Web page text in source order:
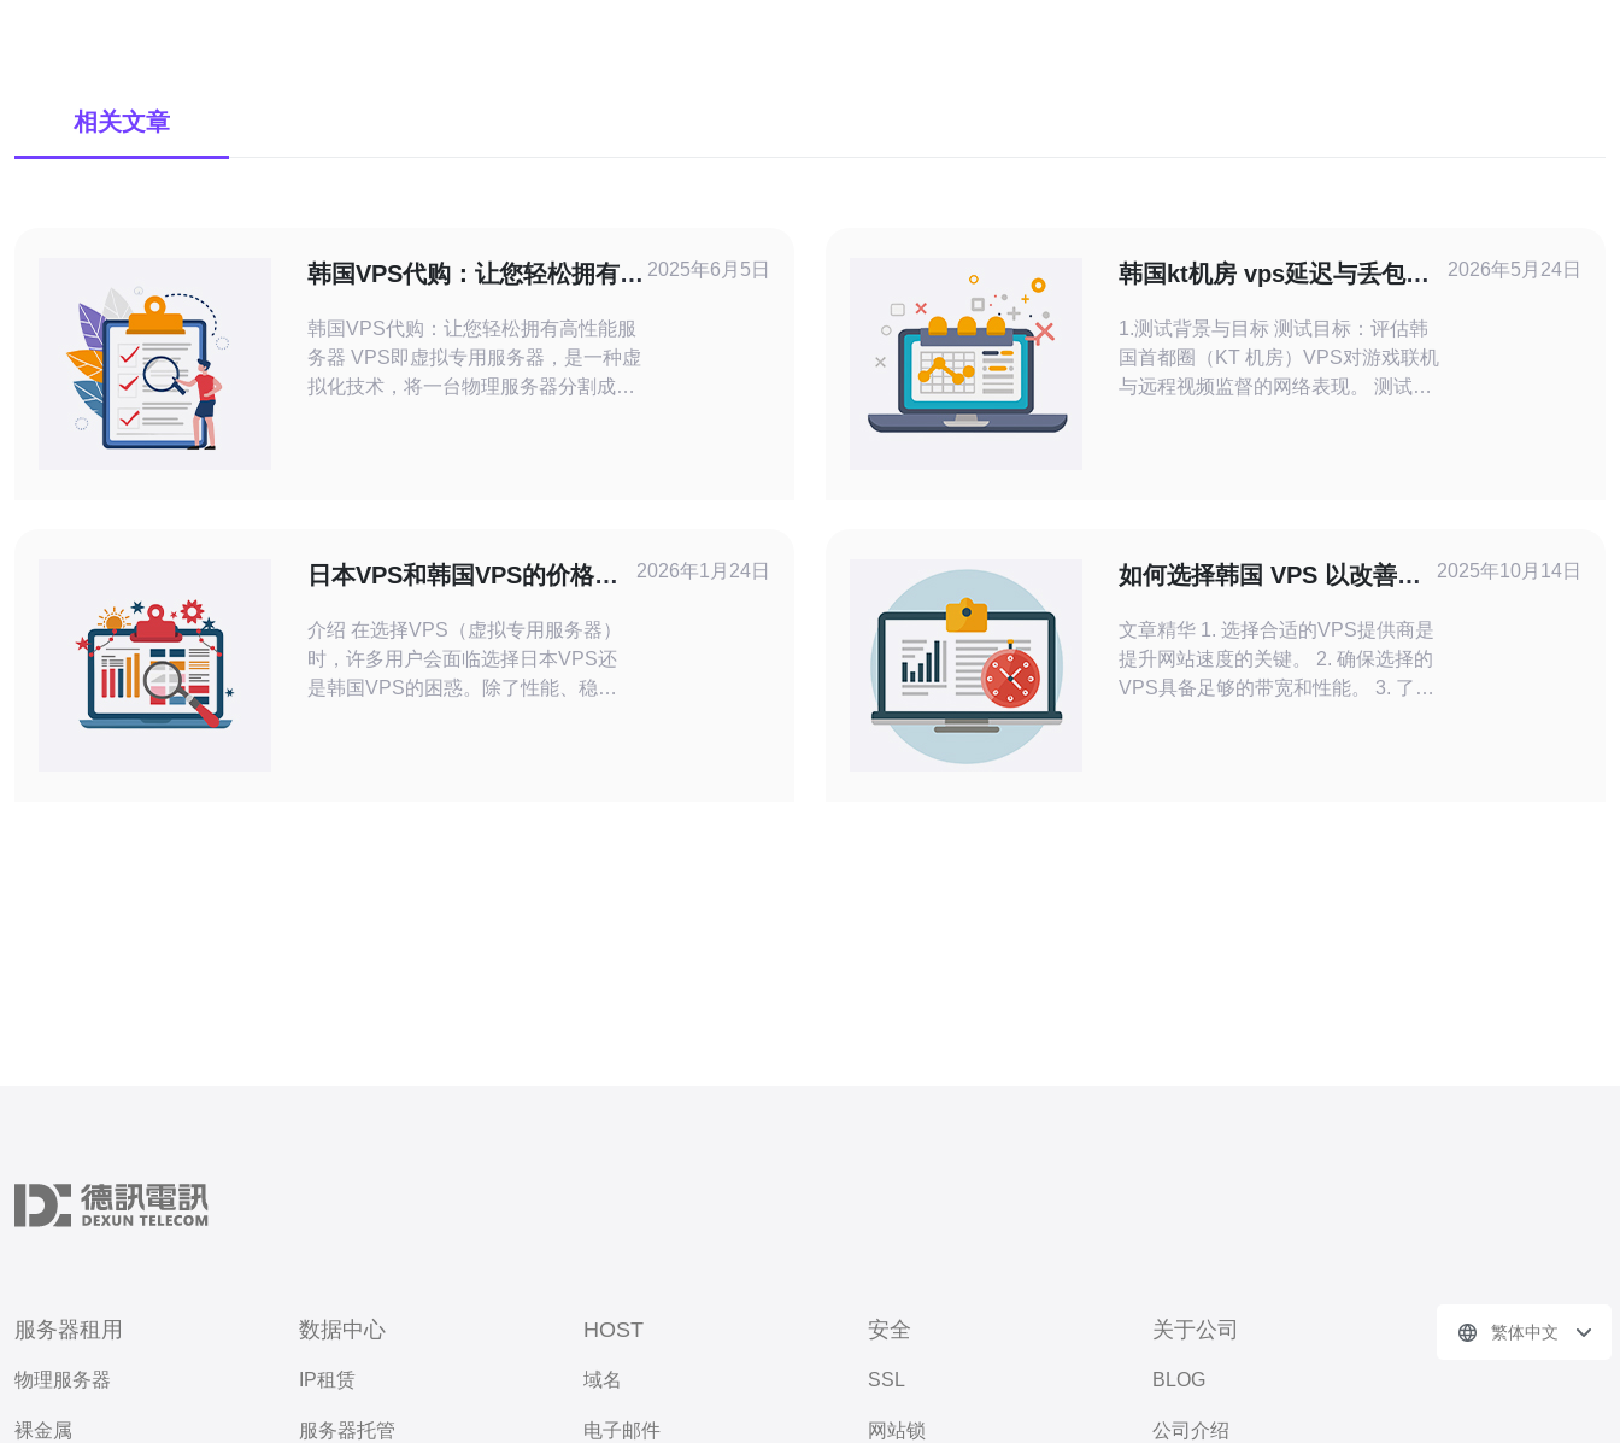
相关文章
韩国VPS代购：让您轻松拥有高
韩国VPS代购：让您轻松拥有高性能服
务器 VPS即虚拟专用服务器，是一种虚
拟化技术，将一台物理服务器分割成多
过VPS代购服务，您可以轻松拥有韩国
VP
2025年6月5日
韩国kt机房 vps延迟与丢包实
1.测试背景与目标 测试目标：评估韩
国首都圈（KT 机房）VPS对游戏联机
与远程视频监督的网络表现。 测试工
公网
2026年5月24日
日本VPS和韩国VPS的价格差
介绍 在选择VPS（虚拟专用服务器）
时，许多用户会面临选择日本VPS还
是韩国VPS的困惑。除了性能、稳定
2026年1月24日
如何选择韩国 VPS 以改善网
文章精华 1. 选择合适的VPS提供商是
提升网站速度的关键。 2. 确保选择的
VPS具备足够的带宽和性能。 3. 了解
2025年10月14日
服务器租用
物理服务器
裸金属
数据中心
IP租赁
服务器托管
HOST
域名
电子邮件
安全
SSL
网站锁
关于公司
BLOG
公司介绍
繁体中文